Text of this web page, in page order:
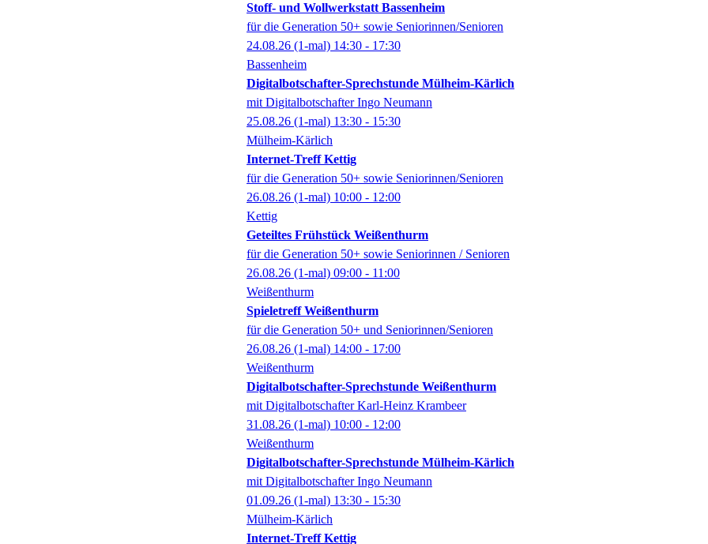
Stoff- und Wollwerkstatt Bassenheim
für die Generation 50+ sowie Seniorinnen/Senioren
24.08.26 (1-mal) 14:30 - 17:30
Bassenheim
Digitalbotschafter-Sprechstunde Mülheim-Kärlich
mit Digitalbotschafter Ingo Neumann
25.08.26 (1-mal) 13:30 - 15:30
Mülheim-Kärlich
Internet-Treff Kettig
für die Generation 50+ sowie Seniorinnen/Senioren
26.08.26 (1-mal) 10:00 - 12:00
Kettig
Geteiltes Frühstück Weißenthurm
für die Generation 50+ sowie Seniorinnen / Senioren
26.08.26 (1-mal) 09:00 - 11:00
Weißenthurm
Spieletreff Weißenthurm
für die Generation 50+ und Seniorinnen/Senioren
26.08.26 (1-mal) 14:00 - 17:00
Weißenthurm
Digitalbotschafter-Sprechstunde Weißenthurm
mit Digitalbotschafter Karl-Heinz Krambeer
31.08.26 (1-mal) 10:00 - 12:00
Weißenthurm
Digitalbotschafter-Sprechstunde Mülheim-Kärlich
mit Digitalbotschafter Ingo Neumann
01.09.26 (1-mal) 13:30 - 15:30
Mülheim-Kärlich
Internet-Treff Kettig